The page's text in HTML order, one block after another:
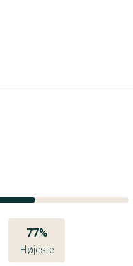
77%
Højeste